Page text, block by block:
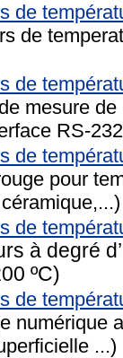
de
de
de
mesure
RS-
de
pour
de
à degré
ºC)
de
numérique
...)